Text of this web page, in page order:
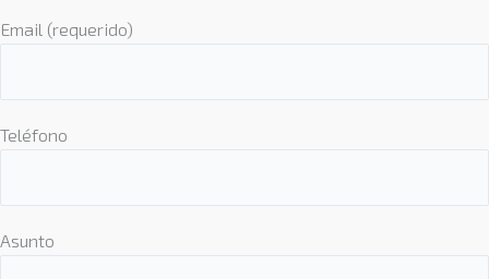
Email (requerido)
Teléfono
Asunto